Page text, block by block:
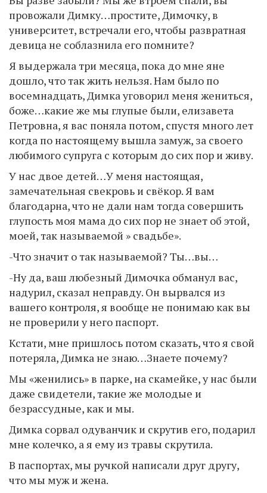
провожали Димку…простите, Димочку, в
университет, встречали его, чтобы развратная
девица не соблазнила его помните?
Я выдержала три месяца, пока до мне яне
дошло, что так жить нельзя. Нам было по
восемнадцать, Димка уговорил меня жениться,
боже…какие же мы глупые были, елизавета
Петровна, я вас поняла потом, спустя много лет
когда по настоящему вышла замуж, за своего
любимого супруга с которым до сих пор и живу.
У нас двое детей…У меня настоящая,
замечательная свекровь и свёкор. Я вам
благодарна, что не дали нам тогда совершить
глупость моя мама до сих пор не знает об этой,
моей, так называемой » свадьбе».
-Что значит о так называемой? Ты…вы…
-Ну да, ваш любезный Димочка обманул вас,
надурил, сказал неправду. Он вырвался из
вашего контроля, я вообще не понимаю как вы
не проверили у него паспорт.
Кстати, мне пришлось потом сказать, что я свой
потеряла, Димка не знаю…Знаете почему?
Мы «женились» в парке, на скамейке, у нас были
даже свидетели, такие же молодые и
безрассудные, как и мы.
Димка сорвал одуванчик и скрутив его, подарил
мне колечко, а я ему из травы скрутила.
В паспортах, мы ручкой написали друг другу,
что мы муж и жена.